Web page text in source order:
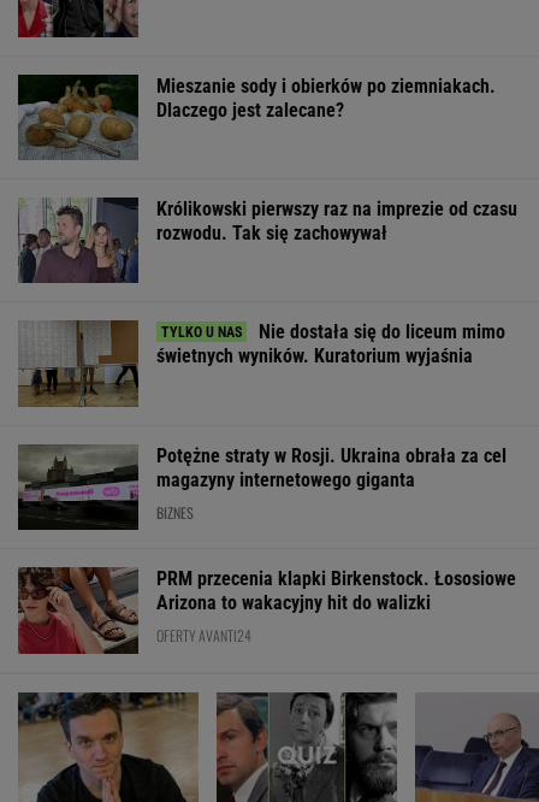
Mieszanie sody i obierków po ziemniakach.
Dlaczego jest zalecane?
Królikowski pierwszy raz na imprezie od czasu
rozwodu. Tak się zachowywał
Nie dostała się do liceum mimo
świetnych wyników. Kuratorium wyjaśnia
Potężne straty w Rosji. Ukraina obrała za cel
magazyny internetowego giganta
BIZNES
PRM przecenia klapki Birkenstock. Łososiowe
Arizona to wakacyjny hit do walizki
OFERTY AVANTI24